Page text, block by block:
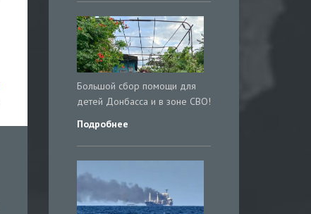
Большой сбор помощи для
детей Донбасса и в зоне СВО!
Подробнее